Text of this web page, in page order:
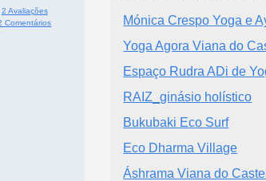
2 Avaliações
Comentários
Mónica Crespo Yoga e
Yoga Agora Viana do
Espaço Rudra ADi de
RAIZ_ginásio holístico
Bukubaki Eco Surf
Eco Dharma Village
Áshrama Viana do